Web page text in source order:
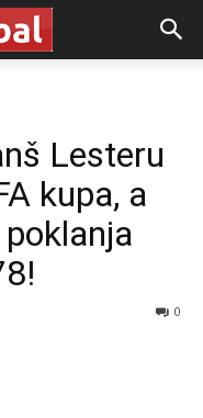
Lesteru
kupa, a
poklanja
0